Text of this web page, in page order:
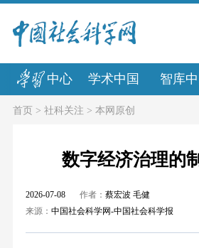
中心 学术中国 智库
首页> 社科关注 > 本网原创
数字经济治理的
2026-07-08 作者： 蔡宏波 毛健
来源： 中国社会科学网-中国社会科学报